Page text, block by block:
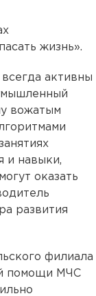
жизнь».
активны
вожатым
и навыки,
оказать
развития
филиала
помощи МЧС